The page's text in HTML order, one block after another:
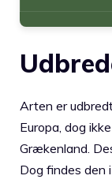
Arten er
Europa, dog
Grækenland.
Dog findes den